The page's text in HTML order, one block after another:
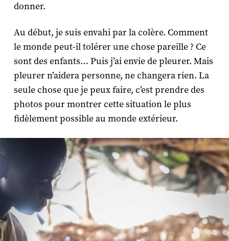
donner.
Au début, je suis envahi par la colère. Comment
le monde peut-il tolérer une chose pareille ? Ce
sont des enfants… Puis j’ai envie de pleurer. Mais
pleurer n’aidera personne, ne changera rien. La
seule chose que je peux faire, c’est prendre des
photos pour montrer cette situation le plus
fidèlement possible au monde extérieur.